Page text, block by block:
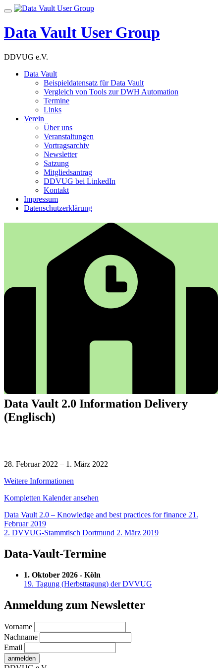
Skip
content
Toggle
Data Vault User Group
DDVUG e.V.
Data Vault
Beispieldatensatz für Data Vault
Vergleich von Tools zur DWH Automation
Termine
Links
Verein
Über uns
Veranstaltungen
Vortragsarchiv
Newsletter
Satzung
Mitgliedsantrag
DDVUG bei LinkedIn
Kontakt
Impressum
Datenschutzerklärung
Data Vault 2.0 Information Delivery
(Englisch)
Vault
Information
(Englisch)
28. Februar 2022 – 1. März 2022
Weitere Informationen
Kompletten Kalender ansehen
Beitragsnavigation
Data Vault 2.0 – Knowledge and best practices for finance 21.
Februar 2019
2. DVVUG-Stammtisch Dortmund 2. März 2019
Data-Vault-Termine
1. Oktober 2026 - Köln
19. Tagung (Herbsttagung) der DVVUG
Anmeldung zum Newsletter
Vorname
Nachname
Email